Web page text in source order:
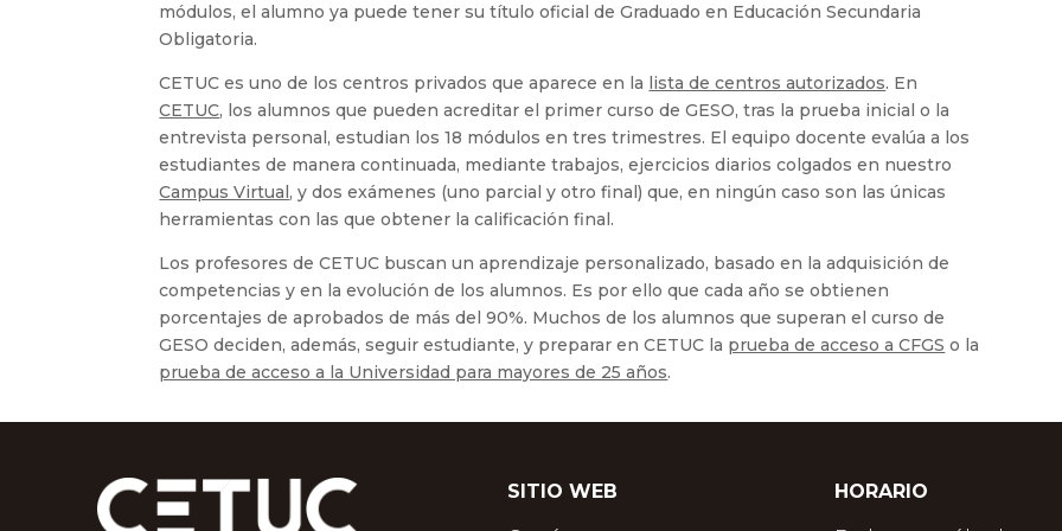
módulos, el alumno ya puede tener su título oficial de Graduado en Educación Secundaria
Obligatoria.
CETUC es uno de los centros privados que aparece en la lista de centros autorizados. En
CETUC, los alumnos que pueden acreditar el primer curso de GESO, tras la prueba inicial o la
entrevista personal, estudian los 18 módulos en tres trimestres. El equipo docente evalúa a los
estudiantes de manera continuada, mediante trabajos, ejercicios diarios colgados en nuestro
Campus Virtual , y dos exámenes (uno parcial y otro final) que, en ningún caso son las únicas
herramientas con las que obtener la calificación final.
Los profesores de CETUC buscan un aprendizaje personalizado, basado en la adquisición de
competencias y en la evolución de los alumnos. Es por ello que cada año se obtienen
porcentajes de aprobados de más del 90%. Muchos de los alumnos que superan el curso de
GESO deciden, además, seguir estudiante, y preparar en CETUC la prueba de acceso a CFGS o la
prueba de acceso a la Universidad para mayores de 25 años.
SITIO WEB HORARIO